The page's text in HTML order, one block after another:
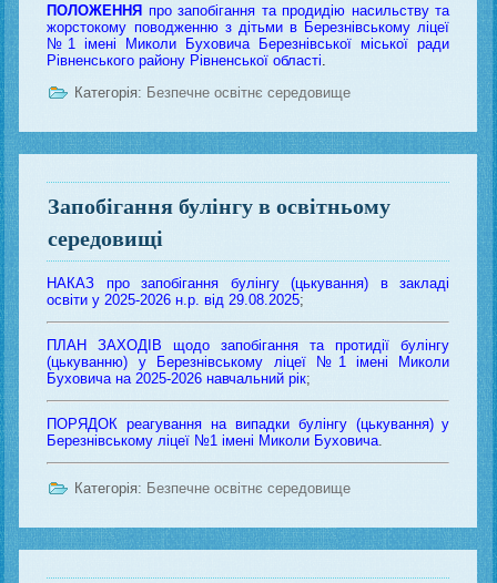
ПОЛОЖЕННЯ про запобігання та продидію насильству та
жорстокому поводженню з дітьми в Березнівському ліцеї
№1 імені Миколи Буховича Березнівської міської ради
Рівненського району Рівненської області
Категорія: Безпечне освітнє середовище
Запобігання булінгу в освітньому
середовищі
НАКАЗ про запобігання булінгу (цькування) в закладі
освіти у 2025-2026 н.р. від 29.08.2025;
ПЛАН ЗАХОДІВ щодо запобігання та протидії булінгу
(цькуванню) у Березнівському ліцеї №1 імені Миколи
Буховича на 2025-2026 навчальний рік;
ПОРЯДОК реагування на випадки булінгу (цькування) у
Березнівському ліцеї №1 імені Миколи Буховича
Категорія: Безпечне освітнє середовище